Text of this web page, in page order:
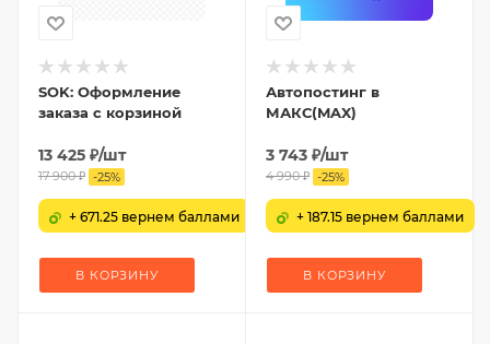
SOK: Оформление
заказа с корзиной
13 425 ₽/шт
17 900₽ -25%
+ 671.25 вернем баллами
В КОРЗИНУ
Автопостинг в
МАКС(MAX)
3 743 ₽/шт
4 990₽ -25%
+ 187.15 вернем баллами
В КОРЗИНУ